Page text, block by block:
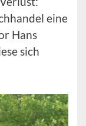
eine
Hans
sich